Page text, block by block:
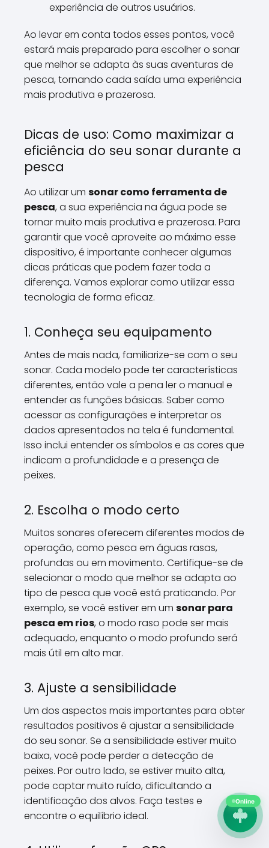
experiência de outros usuários.
Ao levar em conta todos esses pontos, você
estará mais preparado para escolher o sonar
que melhor se adapta às suas aventuras de
pesca, tornando cada saída uma experiência
mais produtiva e prazerosa.
Dicas de uso: Como maximizar a
eficiência do seu sonar durante a
pesca
Ao utilizar um sonar como ferramenta de
pesca, a sua experiência na água pode se
tornar muito mais produtiva e prazerosa. Para
garantir que você aproveite ao máximo esse
dispositivo, é importante conhecer algumas
dicas práticas que podem fazer toda a
diferença. Vamos explorar como utilizar essa
tecnologia de forma eficaz.
1. Conheça seu equipamento
Antes de mais nada, familiarize-se com o seu
sonar. Cada modelo pode ter características
diferentes, então vale a pena ler o manual e
entender as funções básicas. Saber como
acessar as configurações e interpretar os
dados apresentados na tela é fundamental.
Isso inclui entender os símbolos e as cores que
indicam a profundidade e a presença de
peixes.
2. Escolha o modo certo
Muitos sonares oferecem diferentes modos de
operação, como pesca em águas rasas,
profundas ou em movimento. Certifique-se de
selecionar o modo que melhor se adapta ao
tipo de pesca que você está praticando. Por
exemplo, se você estiver em um sonar para
pesca em rios, o modo raso pode ser mais
adequado, enquanto o modo profundo será
mais útil em alto mar.
3. Ajuste a sensibilidade
Um dos aspectos mais importantes para obter
resultados positivos é ajustar a sensibilidade
do seu sonar. Se a sensibilidade estiver muito
baixa, você pode perder a detecção de
peixes. Por outro lado, se estiver muito alta,
pode captar muito ruído, dificultando a
identificação dos alvos. Faça testes e
encontre o equilíbrio ideal.
Online